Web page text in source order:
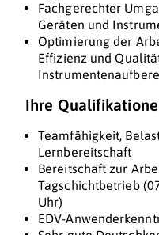
Fachgerechter
Geräten und
Optimierung der
Effizienz und
Ihre
Teamfähigkeit,
Lernbereitschaft
Bereitschaft zur
Tagschichtbetrieb
Uhr)
EDV-